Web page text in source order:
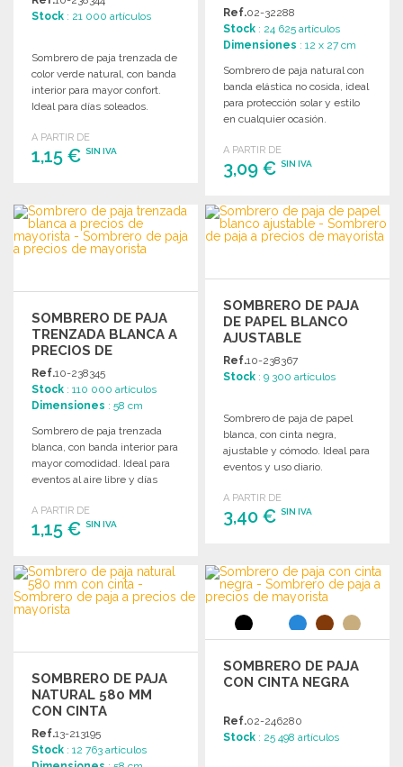
Stock : 21 000 artículos
Sombrero de paja trenzada de
color verde natural, con banda
interior para mayor confort.
Ideal para días soleados.
A PARTIR DE
1,15 € SIN IVA
Solicitar un presupuesto
PRECIOS DE
MAYORISTA
Ref.02-32288
Stock : 24 625 artículos
Dimensiones : 12 x 27 cm
Sombrero de paja natural con
banda elástica no cosida, ideal
para protección solar y estilo
en cualquier ocasión.
A PARTIR DE
3,09 €SIN IVA
PEDIR
Solicitar un presupuesto
SOMBRERO DE PAJA
TRENZADA BLANCA A
PRECIOS DE
MAYORISTA
Ref.10-238345
Stock : 110 000 artículos
Dimensiones : 58 cm
Sombrero de paja trenzada
blanca, con banda interior para
mayor comodidad. Ideal para
eventos al aire libre y días
A PARTIR DE
1,15 € SIN IVA
PEDIR
Solicitar un presupuesto
SOMBRERO DE PAJA
DE PAPEL BLANCO
AJUSTABLE
Ref.10-238367
Stock : 9 300 artículos
Sombrero de paja de papel
blanca, con cinta negra,
ajustable y cómodo. Ideal para
eventos y uso diario.
A PARTIR DE
3,40 €SIN IVA
Solicitar un presupuesto
SOMBRERO DE PAJA
NATURAL 580 MM
CON CINTA
Ref.13-213195
Stock : 12 763 artículos
SOMBRERO DE PAJA
CON CINTA NEGRA
Ref.02-246280
Stock : 25 498 artículos